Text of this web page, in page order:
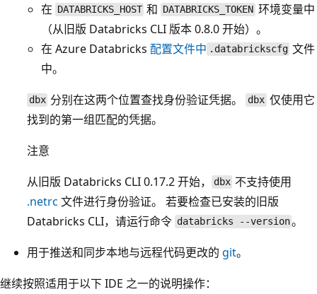
在 DATABRICKS_HOST 和 DATABRICKS_TOKEN 环境变量中
（从旧版 Databricks CLI 版本 0.8.0 开始）。
在 Azure Databricks 配置文件中 .databrickscfg 文件
中。
dbx 分别在这两个位置查找身份验证凭据。 dbx仅使用它
找到的第一组匹配的凭据。
注意
从旧版 Databricks CLI 0.17.2 开始，
dbx 不支持使用
.netrc 文件进行身份验证。 若要检查已安装的旧版
Databricks CLI，请运行命令 databricks --version。
用于推送和同步本地与远程代码更改的 git。
继续按照适用于以下 IDE 之一的说明操作：